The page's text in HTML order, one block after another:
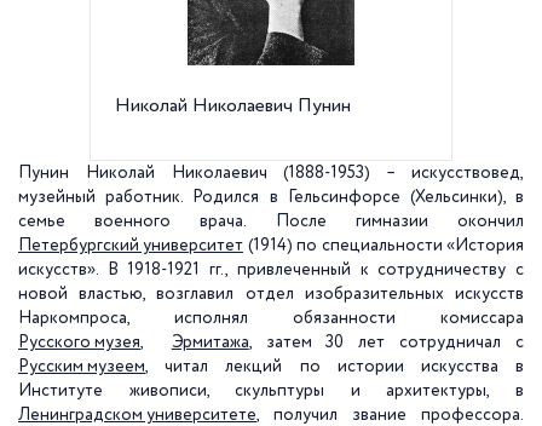
Николай Николаевич Пунин
Пунин Николай Николаевич (1888-1953) – искусствовед,
музейный работник. Родился в Гельсинфорсе (Хельсинки), в
семье военного врача. После гимназии окончил
Петербургский университет (1914) по специальности «История
искусств». В 1918-1921 гг., привлеченный к сотрудничеству с
новой властью, возглавил отдел изобразительных искусств
Наркомпроса, исполнял обязанности комиссара
Русского музея, Эрмитажа, затем 30 лет сотрудничал с
Русским музеем, читал лекций по истории искусства в
Институте живописи, скульптуры и архитектуры, в
Ленинградском университете, получил звание профессора.